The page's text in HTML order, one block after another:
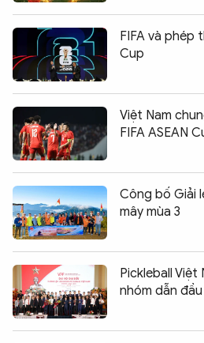
FIFA và phép
Cup
Việt Nam
FIFA ASEAN
Công bố Giải
mây mùa 3
Pickleball Việt
nhóm dẫn